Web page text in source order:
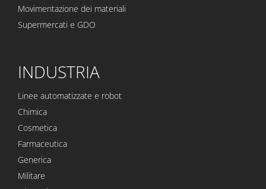
Movimentazione dei materiali
Supermercati e GDO
INDUSTRIA
Linee automatizzate e robot
Chimica
Cosmetica
Farmaceutica
Generica
Militare